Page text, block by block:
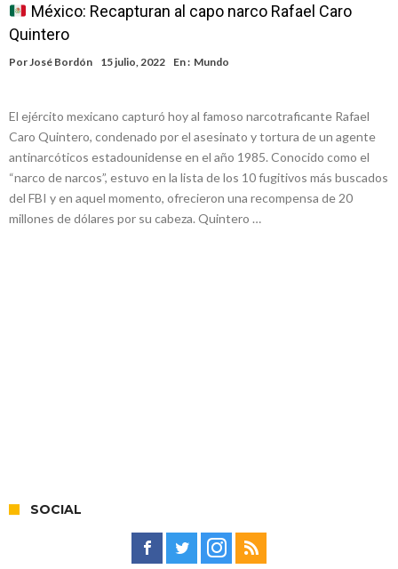
México: Recapturan al capo narco Rafael Caro
Quintero
PorJosé Bordón 15 julio, 2022 En : Mundo
El ejército mexicano capturó hoy al famoso narcotraficante Rafael
Caro Quintero, condenado por el asesinato y tortura de un agente
antinarcóticos estadounidense en el año 1985. Conocido como el
“narco de narcos”, estuvo en la lista de los 10 fugitivos más buscados
del FBI y en aquel momento, ofrecieron una recompensa de 20
millones de dólares por su cabeza. Quintero …
SOCIAL